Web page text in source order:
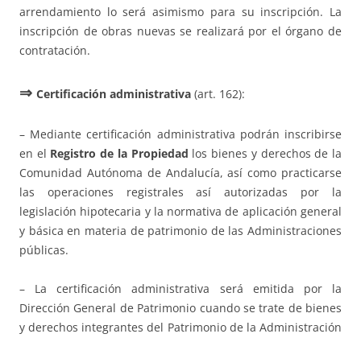
arrendamiento lo será asimismo para su inscripción. La
inscripción de obras nuevas se realizará por el órgano de
contratación.
⇒ Certificación administrativa (art. 162):
– Mediante certificación administrativa podrán inscribirse
en el Registro de la Propiedad los bienes y derechos de la
Comunidad Autónoma de Andalucía, así como practicarse
las operaciones registrales así autorizadas por la
legislación hipotecaria y la normativa de aplicación general
y básica en materia de patrimonio de las Administraciones
públicas.
– La certificación administrativa será emitida por la
Dirección General de Patrimonio cuando se trate de bienes
y derechos integrantes del Patrimonio de la Administración